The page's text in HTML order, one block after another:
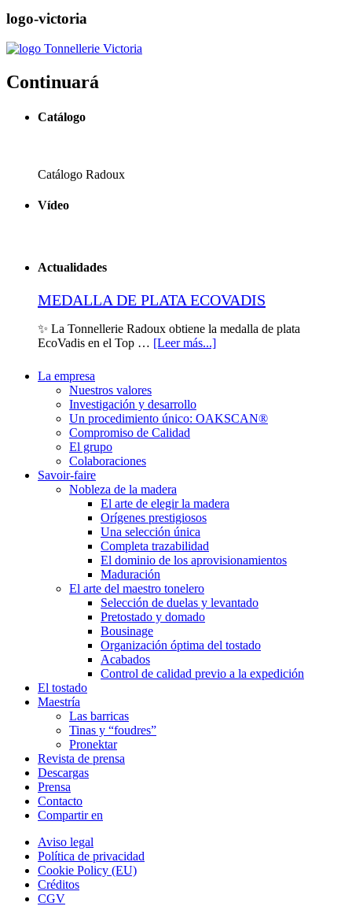
logo-victoria
Continuará
Catálogo
Catálogo Radoux
Vídeo
Actualidades
MEDALLA DE PLATA ECOVADIS
✨ La Tonnellerie Radoux obtiene la medalla de plata
EcoVadis en el Top … [Leer más...]
La empresa
Nuestros valores
Investigación y desarrollo
Un procedimiento único: OAKSCAN®
Compromiso de Calidad
El grupo
Colaboraciones
Savoir-faire
Nobleza de la madera
El arte de elegir la madera
Orígenes prestigiosos
Una selección única
Completa trazabilidad
El dominio de los aprovisionamientos
Maduración
El arte del maestro tonelero
Selección de duelas y levantado
Pretostado y domado
Bousinage
Organización óptima del tostado
Acabados
Control de calidad previo a la expedición
El tostado
Maestría
Las barricas
Tinas y “foudres”
Pronektar
Revista de prensa
Descargas
Prensa
Contacto
Compartir en
Aviso legal
Política de privacidad
Cookie Policy (EU)
Créditos
CGV